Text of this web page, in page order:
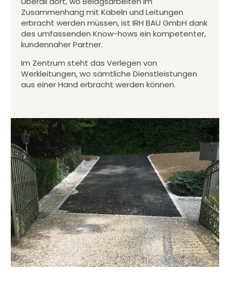
Zusammenhang mit Kabeln und Leitungen
erbracht werden müssen, ist IRH BAU GmbH dank
des umfassenden Know-hows ein kompetenter,
kundennaher Partner.
Im Zentrum steht das Verlegen von
Werkleitungen, wo sämtliche Dienstleistungen
aus einer Hand erbracht werden können.